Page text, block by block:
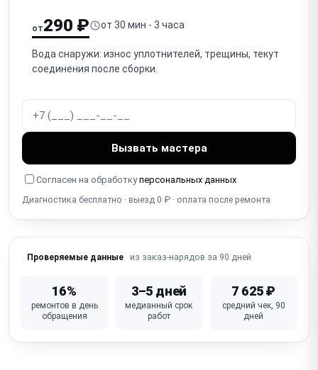
Шумит Жидкость в контейнере для отходов
Кофе слабый и невкусный
Засорилась
от290 ₽ от 30 мин - 3 часа
Вода снаружи: износ уплотнителей, трещины, текут
соединения после сборки.
Вызвать мастера
Согласен на обработкуперсональных данных
Диагностика бесплатно · выезд 0 ₽ · оплата после ремонта
Проверяемые данные из заказ-нарядов за 90 дней
16%
ремонтов в день
обращения
3–5 дней
медианный срок
работ
7 625 ₽
средний чек, 90
дней